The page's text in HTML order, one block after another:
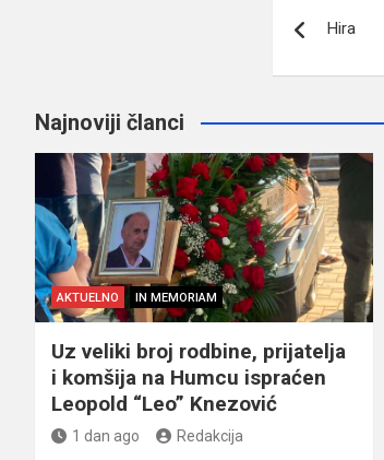
članaka
Hira
Najnoviji članci
AKTUELNO IN MEMORIAM
Uz veliki broj rodbine, prijatelja
i komšija na Humcu ispraćen
Leopold “Leo” Knezović
1 dan ago Redakcija